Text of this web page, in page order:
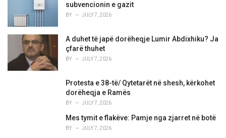
subvencionin e gazit
BY JULY 7, 2026
A duhet të japë dorëheqje Lumir Abdixhiku? Ja
çfarë thuhet
BY JULY 7, 2026
Protesta e 38-të/ Qytetarët në shesh, kërkohet
dorëheqja e Ramës
BY JULY 7, 2026
Mes tymit e flakëve: Pamje nga zjarret në botë
BY JULY 7, 2026